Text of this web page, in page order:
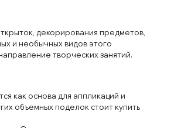
декорирования предметов,
и необычных видов этого
творческих занятий.
как основа для аппликаций и
объемных поделок стоит купить